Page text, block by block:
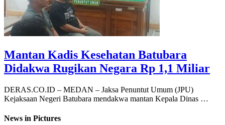
Mantan Kadis Kesehatan Batubara
Didakwa Rugikan Negara Rp 1,1 Miliar
DERAS.CO.ID – MEDAN – Jaksa Penuntut Umum (JPU)
Kejaksaan Negeri Batubara mendakwa mantan Kepala Dinas …
News in Pictures